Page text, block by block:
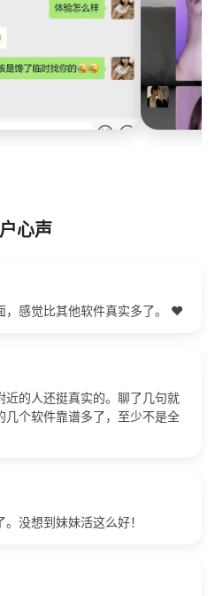
心声
，感觉比其他软件真实多了。 ❤️
近的人还挺真实的。聊了几句就
几个软件靠谱多了，至少不是全
没想到妹妹活这么好！